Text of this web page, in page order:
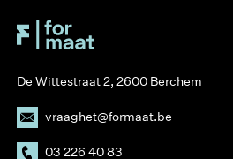
De Wittestraat 2, 2600 Berchem
vraaghet@formaat.be
03 226 40 83